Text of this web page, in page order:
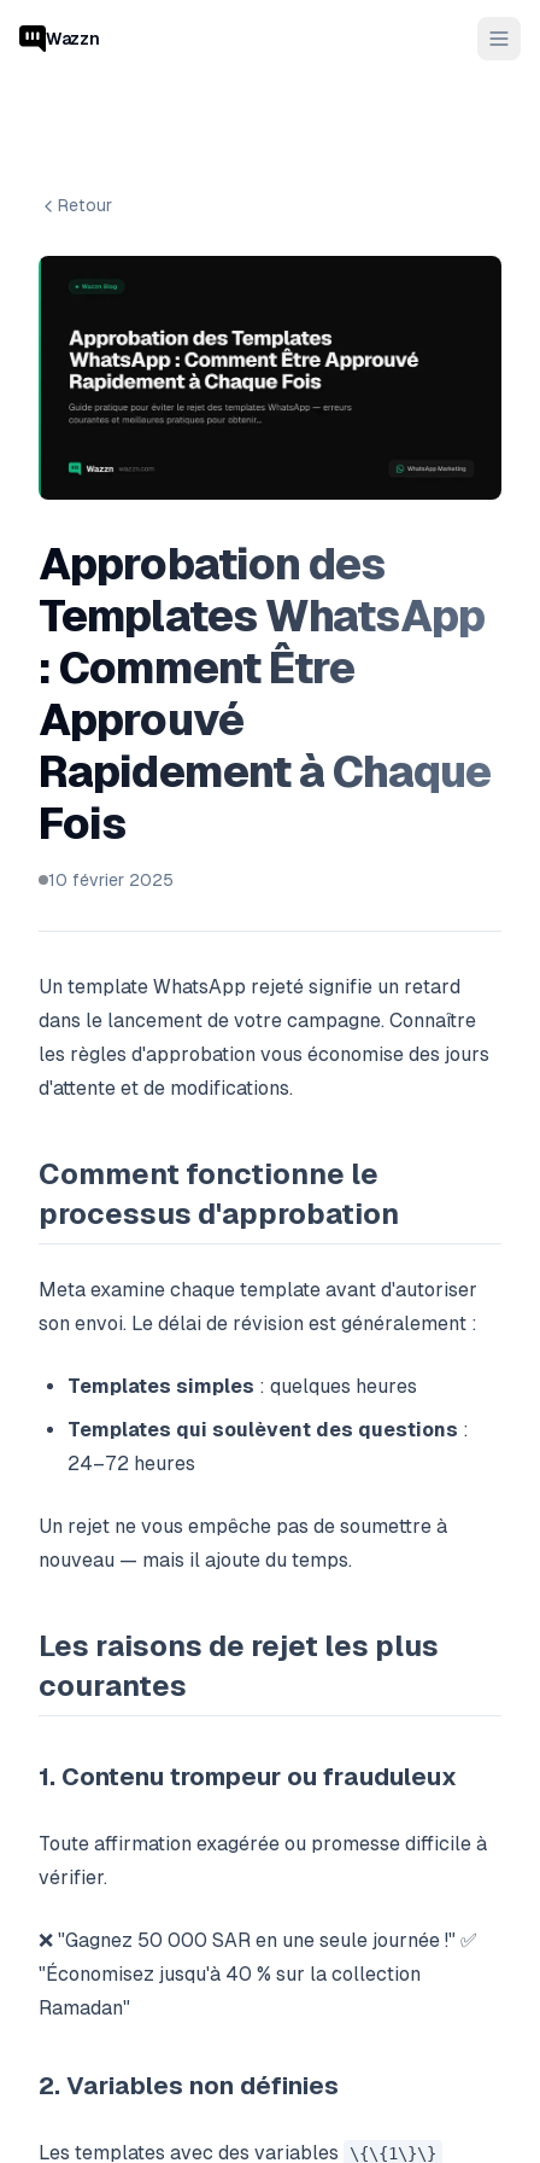
Wazzn
Retour
Approbation des
Templates WhatsApp
: Comment Être
Approuvé
Rapidement à Chaque
Fois
10 février 2025
Un template WhatsApp rejeté signifie un retard
dans le lancement de votre campagne. Connaître
les règles d'approbation vous économise des jours
d'attente et de modifications.
Comment fonctionne le
processus d'approbation
Meta examine chaque template avant d'autoriser
son envoi. Le délai de révision est généralement :
Templates simples : quelques heures
Templates qui soulèvent des questions :
24–72 heures
Un rejet ne vous empêche pas de soumettre à
nouveau — mais il ajoute du temps.
Les raisons de rejet les plus
courantes
1. Contenu trompeur ou frauduleux
Toute affirmation exagérée ou promesse difficile à
vérifier.
❌ "Gagnez 50 000 SAR en une seule journée !" ✅
"Économisez jusqu'à 40 % sur la collection
Ramadan"
2. Variables non définies
Les templates avec des variables \{\{1\}\}